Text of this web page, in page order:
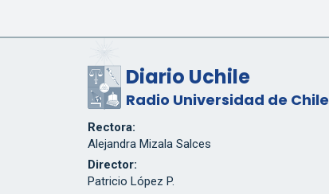
Diario Uchile
Radio Universidad de Chile
Rectora:
Alejandra Mizala Salces
Director:
Patricio López P.